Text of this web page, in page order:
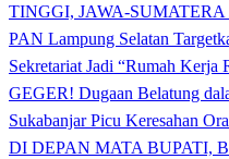
TINGGI, JAWA-
PAN Lampung Selatan
Sekretariat Jadi “Rumah Kerja
GEGER! Dugaan Belatung
Sukabanjar Picu Keresahan
DI DEPAN MATA BUPATI,